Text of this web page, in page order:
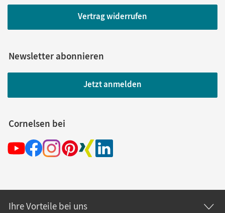
Vertrag widerrufen
Newsletter abonnieren
Jetzt anmelden
Cornelsen bei
Ihre Vorteile bei uns